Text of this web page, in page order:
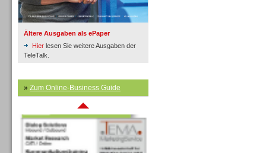
Ältere Ausgaben als ePaper
Hier lesen Sie weitere Ausgaben der
TeleTalk.
» Zum Online-Business Guide
Inbound